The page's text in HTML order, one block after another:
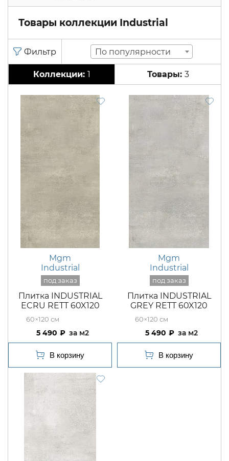
Товары коллекции Industrial
По популярности
1 3
Mgm
Industrial
Плитка INDUSTRIAL
ECRU RETT 60X120
60×120
5 490 м2
Mgm
Industrial
Плитка INDUSTRIAL
GREY RETT 60X120
60×120
5 490 м2